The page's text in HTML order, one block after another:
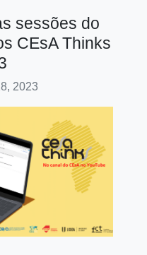
sessões do
CEsA Thinks
2023